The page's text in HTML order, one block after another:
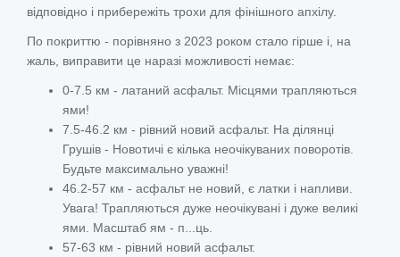
відповідно і прибережіть трохи для фінішного апхілу.
По покриттю - порівняно з 2023 роком стало гірше і, на
жаль, виправити це наразі можливості немає:
0-7.5 км - латаний асфальт. Місцями трапляються
ями!
7.5-46.2 км - рівний новий асфальт. На ділянці
Грушів - Новотичі є кілька неочікуваних поворотів.
Будьте максимально уважні!
46.2-57 км - асфальт не новий, є латки і напливи.
Увага! Трапляються дуже неочікувані і дуже великі
ями. Масштаб ям - п...ць.
57-63 км - рівний новий асфальт.